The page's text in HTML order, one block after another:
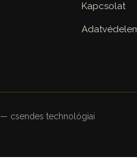
Kapcsolat
— csendes technológiai